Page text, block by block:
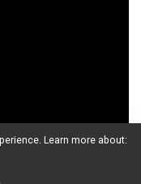
Learn more about: